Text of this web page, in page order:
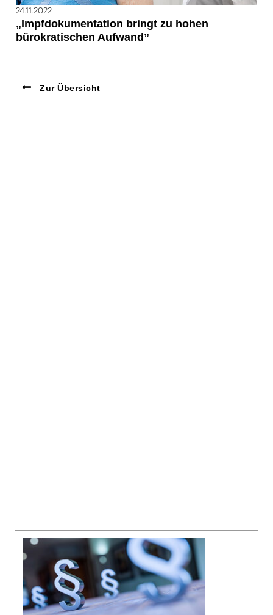
24.11.2022
„Impfdokumentation bringt zu hohen
bürokratischen Aufwand”
Zur Übersicht